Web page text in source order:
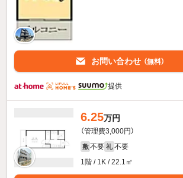
お問い合わせ （無料）
提供
6.25万円
（管理費3,000円）
敷 不要 礼 不要
1階 / 1K / 22.1㎡